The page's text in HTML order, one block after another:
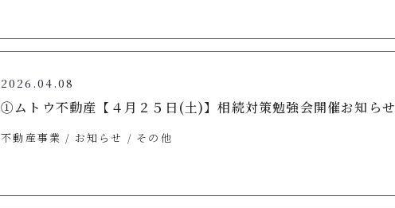
2026.04.08
①ムトウ不動産【４月２５日(土)】相続対策勉強会開催お知らせ
不動産事業 お知らせ その他